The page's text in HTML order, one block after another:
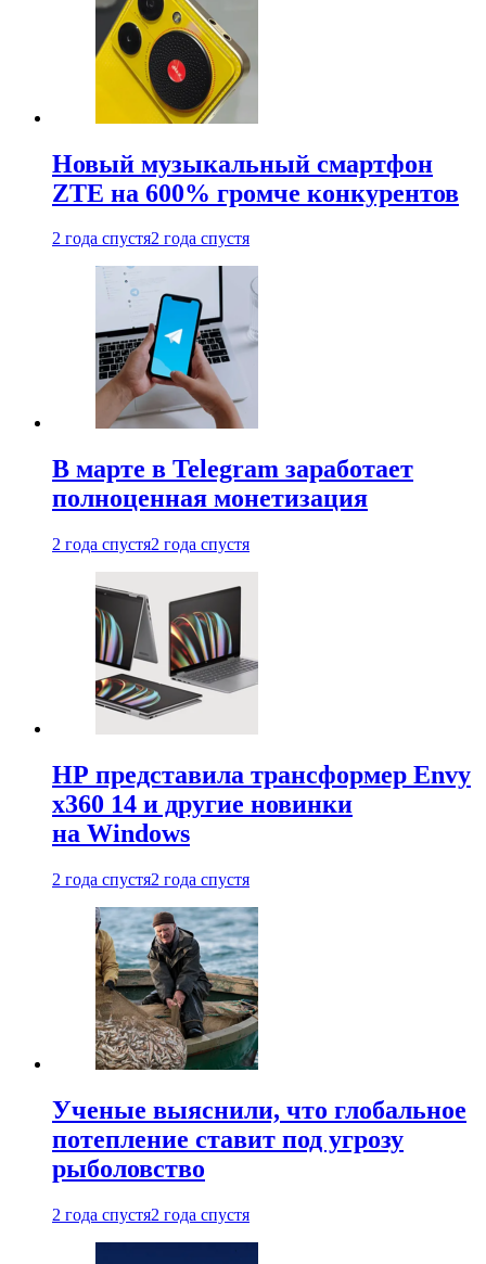
Новый музыкальный смартфон
ZTE на 600% громче конкурентов
2 года спустя2 года спустя
В марте в Telegram заработает
полноценная монетизация
2 года спустя2 года спустя
HP представила трансформер Envy
x360 14 и другие новинки
на Windows
2 года спустя2 года спустя
Ученые выяснили, что глобальное
потепление ставит под угрозу
рыболовство
2 года спустя2 года спустя